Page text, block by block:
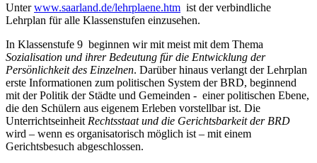
Unterwww.saarland.de/lehrplaene.htm ist der verbindliche
Lehrplan für alle Klassenstufen einzusehen.
In Klassenstufe 9 beginnen wir mit meist mit dem Thema
Sozialisation und ihrer Bedeutung für die Entwicklung der
Persönlichkeit des Einzelnen. Darüber hinaus verlangt der Lehrplan
erste Informationen zum politischen System der BRD, beginnend
mit der Politik der Städte und Gemeinden - einer politischen Ebene,
die den Schülern aus eigenem Erleben vorstellbar ist. Die
Unterrichtseinheit Rechtsstaat und die Gerichtsbarkeit der BRD
wird – wenn es organisatorisch möglich ist – mit einem
Gerichtsbesuch abgeschlossen.